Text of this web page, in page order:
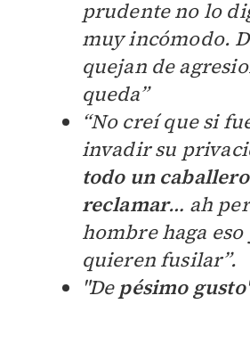
prudente no lo
muy incómodo.
quejan de
queda”
“No creí que si
invadir su
todo un
reclamar… ah
hombre haga eso
quieren fusilar”.
"De pésimo gusto